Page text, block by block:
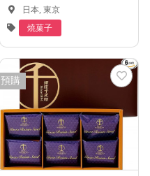
日本, 東京
燒菓子
預購